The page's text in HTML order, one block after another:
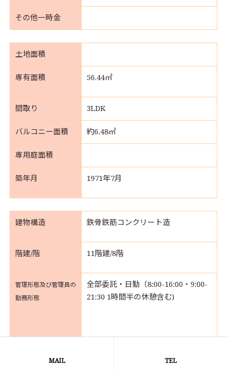
その他一時金
土地面積
専有面積 56.44㎡
間取り 3LDK
バルコニー面積 約6.48㎡
専用庭面積
築年月 1971年7月
建物構造 鉄骨鉄筋コンクリート造
階建/階 11階建/8階
管理形態及び管理員の
勤務形態
全部委託・日勤（8:00-16:00・9:00-
21:30 1時間半の休憩含む)
三菱地所コミュニティー(株)
MAIL TEL